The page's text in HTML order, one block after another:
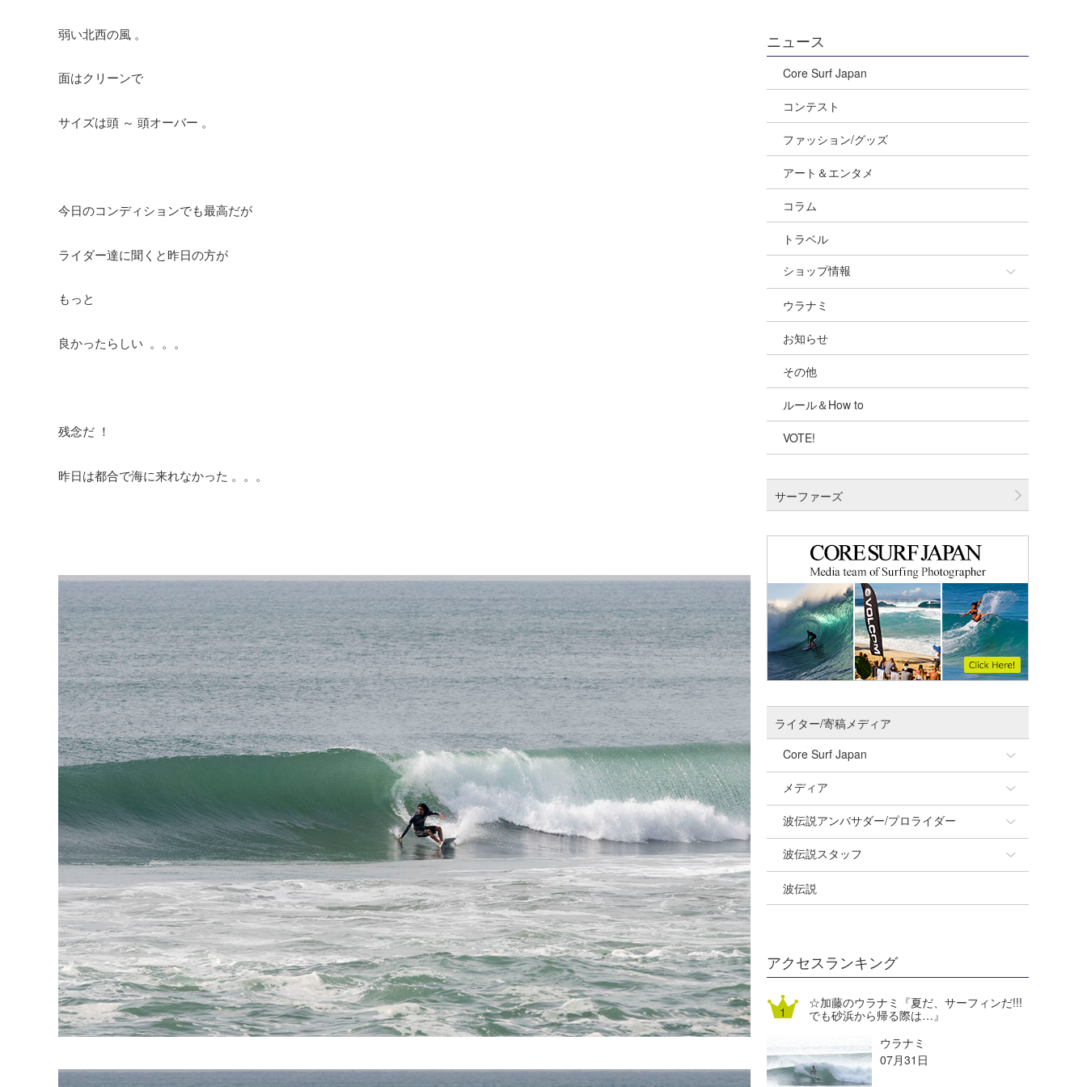
弱い北西の風 。
面はクリーンで
サイズは頭 ～ 頭オーバー 。
今日のコンディションでも最高だが
ライダー達に聞くと昨日の方が
もっと
良かったらしい 。。。
残念だ ！
昨日は都合で海に来れなかった 。。。
ニュース
Core Surf Japan
コンテスト
ファッション/グッズ
アート＆エンタメ
コラム
トラベル
ショップ情報
ショップ情報
湘南
千葉北
伊豆
千葉南
四国
沖縄
ウラナミ
お知らせ
その他
ルール＆How to
VOTE!
サーファーズ
ライター/寄稿メディア
Core Surf Japan
Naoya Kimoto
mitsuteru Kamio
Yasunari Inoue
Yoshiyuki Obata
DELTA FORCE SURF
熊谷素子
メディア
SURFMEDIA
Colors MAGAZINE
WAVAL
波伝説アンバサダー/プロライダー
福島寿実子
中浦“JET”章
進士剛光
植村未来
NOBUFUKU
波伝説スタッフ
☆加藤
Aichan
ECE
G◎Da
波伝説
アクセスランキング
☆加藤のウラナミ『夏だ、サーフィンだ!!!
でも砂浜から帰る際は…』
ウラナミ
07月31日